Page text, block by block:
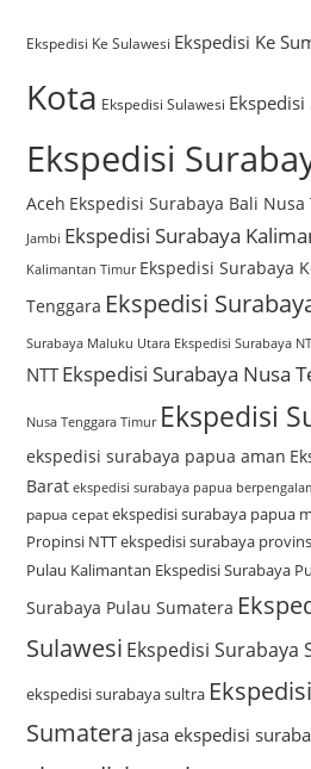
Ekspedisi Ke Sulawesi Ekspedisi Ke
Kota Ekspedisi Sulawesi
Ekspedisi
Aceh Ekspedisi Surabaya Bali Nusa
Jambi Ekspedisi Surabaya
Kalimantan Timur Ekspedisi Surabaya
Tenggara Ekspedisi
Surabaya Maluku Utara Ekspedisi Surabaya
NTTEkspedisi Surabaya Nusa
Nusa Tenggara Timur Ekspedisi
ekspedisi surabaya papua aman
Barat ekspedisi surabaya papua
papua cepat ekspedisi surabaya papua
Propinsi NTTekspedisi surabaya
Pulau Kalimantan Ekspedisi Surabaya
Surabaya Pulau Sumatera
Sulawesi Ekspedisi Surabaya
ekspedisi surabaya sultra
Sumatera jasa ekspedisi